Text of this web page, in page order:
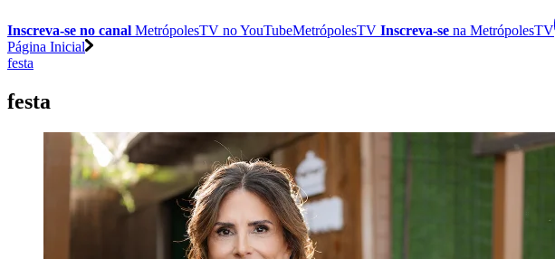
Inscreva-se no canal MetrópolesTV noYouTubeMetrópolesTV Inscreva-se na MetrópolesTV
Página Inicial
festa
festa